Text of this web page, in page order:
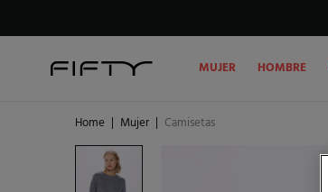
MUJER HOMBRE
Home | Mujer | Camisetas